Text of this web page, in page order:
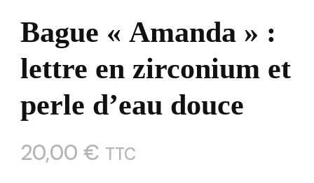
Bague « Amanda » :
lettre en zirconium et
perle d’eau douce
20,00 € TTC